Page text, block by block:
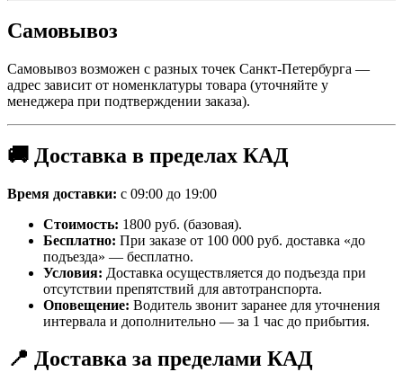
Самовывоз
Самовывоз возможен с разных точек Санкт-Петербурга —
адрес зависит от номенклатуры товара (уточняйте у
менеджера при подтверждении заказа).
🚚 Доставка в пределах КАД
Время доставки: с 09:00 до 19:00
Стоимость: 1800 руб. (базовая).
Бесплатно: При заказе от 100 000 руб. доставка «до
подъезда» — бесплатно.
Условия: Доставка осуществляется до подъезда при
отсутствии препятствий для автотранспорта.
Оповещение: Водитель звонит заранее для уточнения
интервала и дополнительно — за 1 час до прибытия.
📍 Доставка за пределами КАД